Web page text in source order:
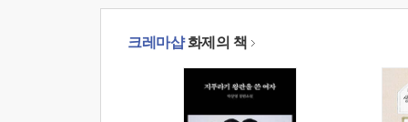
크레마샵화제의 책